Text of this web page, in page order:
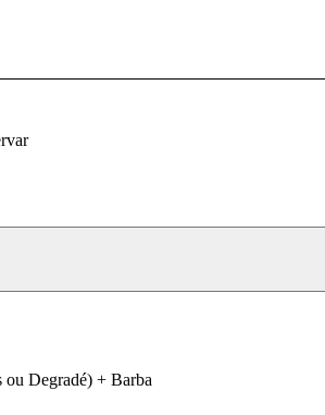
ou Degradé) + Barba